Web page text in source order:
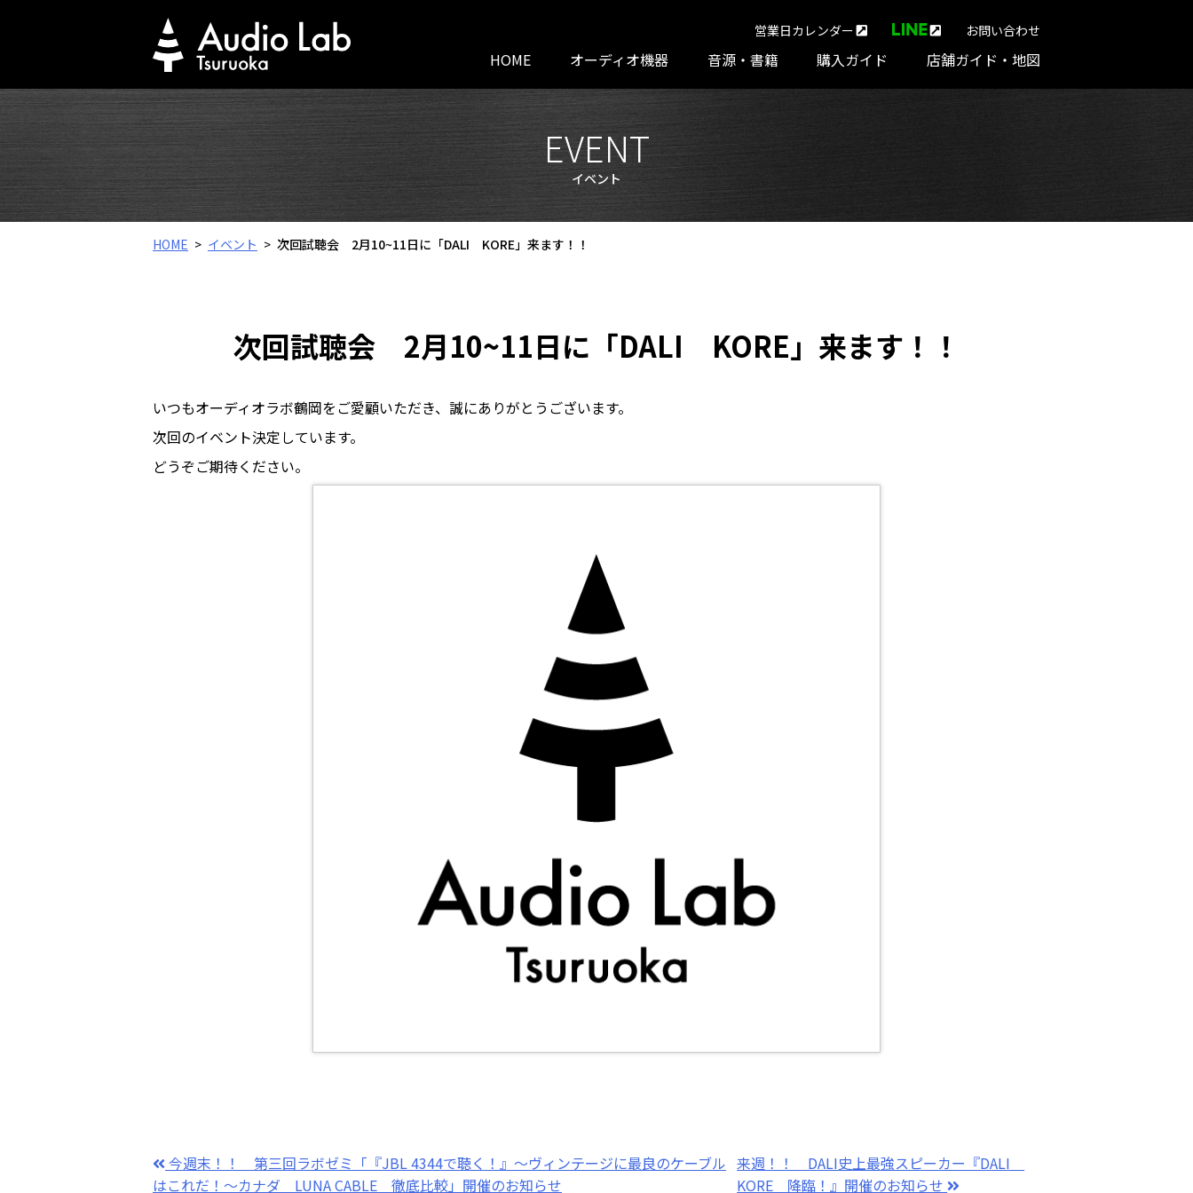
HOME オーディオ機器 音源・書籍 購入ガイド 店舗ガイド・地図
営業日カレンダー お問い合わせ
EVENT
イベント
HOME イベント 次回試聴会 2月10~11日に「DALI KORE」来ます！！
次回試聴会 2月10~11日に「DALI KORE」来ます！！
いつもオーディオラボ鶴岡をご愛顧いただき、誠にありがとうございます。
次回のイベント決定しています。
どうぞご期待ください。
今週末！！ 第三回ラボゼミ「『JBL 4344で聴く！』～ヴィンテージに最良のケーブル
はこれだ！～カナダ LUNA CABLE 徹底比較」開催のお知らせ
来週！！ DALI史上最強スピーカー『DALI
KORE 降臨！』開催のお知らせ